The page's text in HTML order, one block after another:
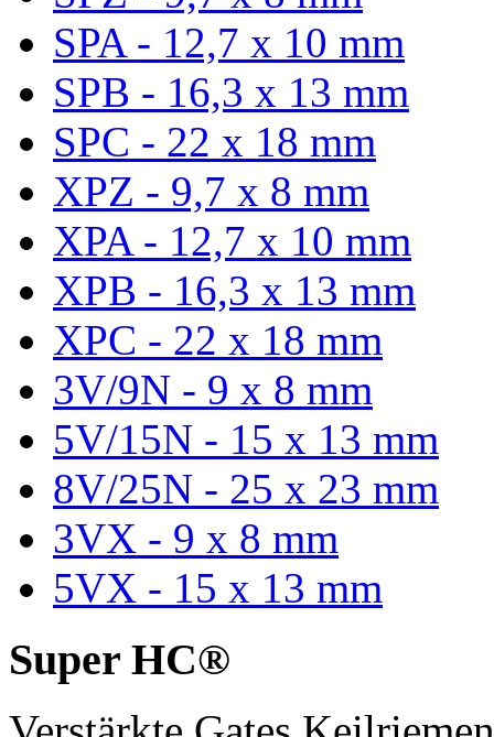
SPA - 12,7 x 10 mm
SPB - 16,3 x 13 mm
SPC - 22 x 18 mm
XPZ - 9,7 x 8 mm
XPA - 12,7 x 10 mm
XPB - 16,3 x 13 mm
XPC - 22 x 18 mm
3V/9N - 9 x 8 mm
5V/15N - 15 x 13 mm
8V/25N - 25 x 23 mm
3VX - 9 x 8 mm
5VX - 15 x 13 mm
Super HC®